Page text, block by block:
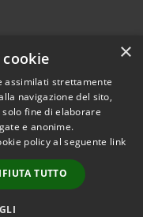
© 2026 • Comune di
Carini • Powered by
•
Accesso
redazione
×
assimilati strettamente
navigazione del sito,
fine di elaborare
e anonime.
policy al seguente link
TUTTO